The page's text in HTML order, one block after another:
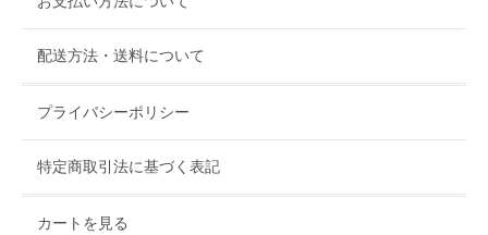
配送方法・送料について
プライバシーポリシー
特定商取引法に基づく表記
カートを見る